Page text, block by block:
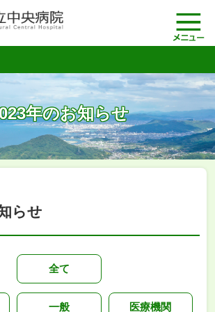
年のお知らせ
らせ
全て
一般 医療機関